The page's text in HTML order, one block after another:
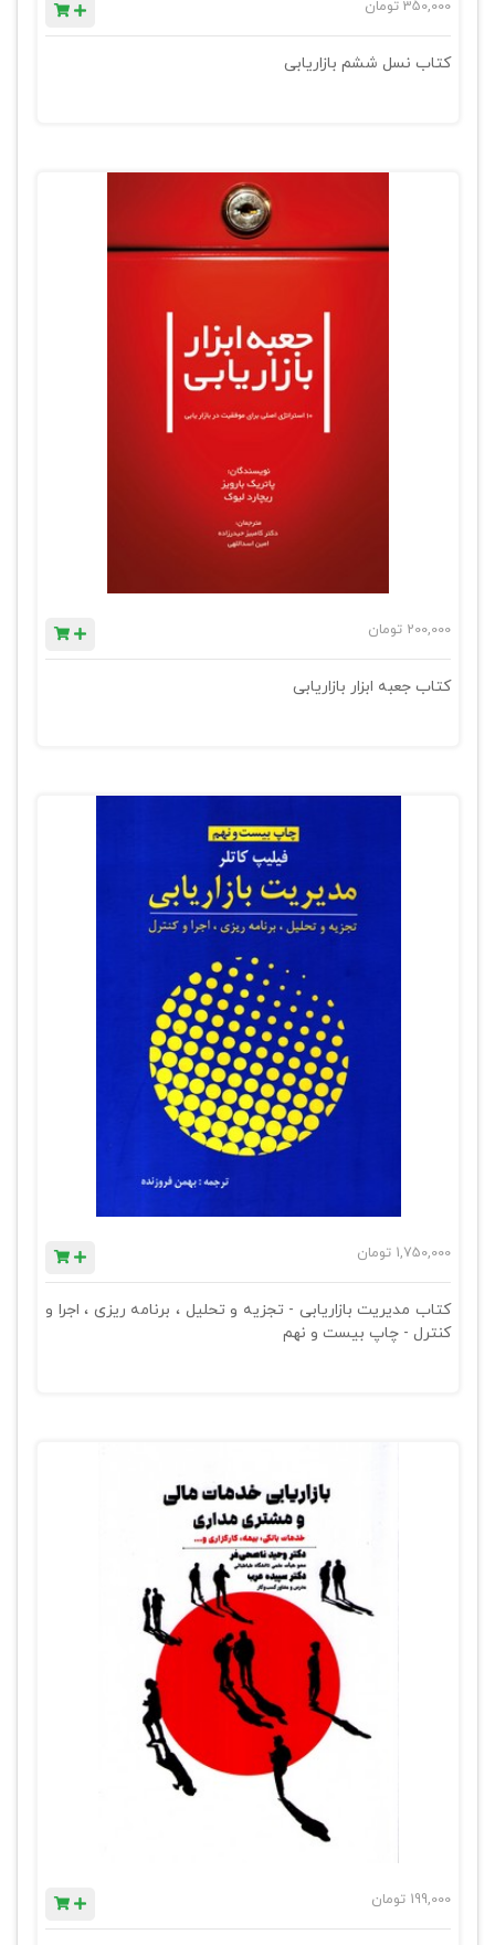
350,000 تومان
کتاب نسل ششم بازاریابی
200,000 تومان
کتاب جعبه ابزار بازاریابی
1,750,000 تومان
کتاب مدیریت بازاریابی - تجزیه و تحلیل ، برنامه ریزی ، اجرا و
کنترل - چاپ بیست و نهم
199,000 تومان